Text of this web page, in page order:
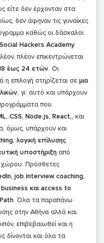
είτε δεν έρχονταν στα
δεν άφηναν τις γυναίκες
καθώς οι δάσκαλοι
Social Hackers Academy
πλέον επικεντρώνεται
έως 24 ετών. Οι
η επιλογή στηρίζεται σε μια
, γι’ αυτό και υπάρχουν
που
CSS, Node.js, React,, και
όμως, υπάρχουν και
λογική επίλυσης
υποστήριξη από
χώρου. Πρόσθετες
job interview coaching,
και access to
. Όλα τα παραπάνω
στην Αθήνα αλλά και
επιβεβαιωθεί και η
δίνονται και όλα τα